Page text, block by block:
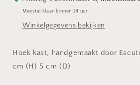
Meestal klaar binnen 24 uur
Winkelgegevens bekijken
Hoek kast, handgemaakt door
cm (H) 5 cm (D)